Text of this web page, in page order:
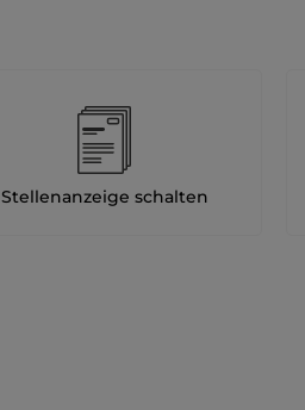
Stellenanzeige schalten